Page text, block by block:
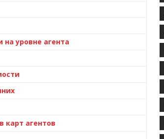
уровне агента
карт агентов